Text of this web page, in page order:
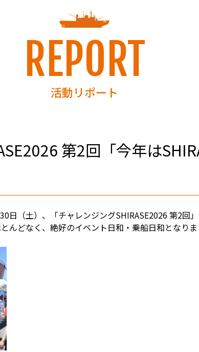
REPORT
活動リポート
第2回「今年は
日（土）、「チャレンジングSHIRASE2026 第2回」
んどなく、絶好のイベント日和・乗船日和となりま